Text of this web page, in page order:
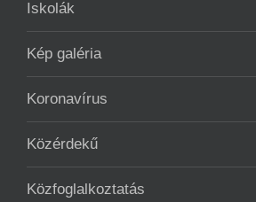
Iskolák
Kép galéria
Koronavírus
Közérdekű
Közfoglalkoztatás